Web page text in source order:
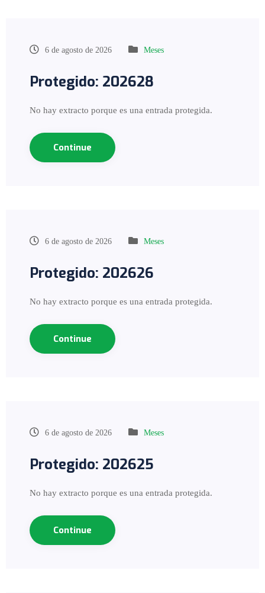
6 de agosto de 2026 Meses
Protegido: 202628
No hay extracto porque es una entrada protegida.
Continue
6 de agosto de 2026 Meses
Protegido: 202626
No hay extracto porque es una entrada protegida.
Continue
6 de agosto de 2026 Meses
Protegido: 202625
No hay extracto porque es una entrada protegida.
Continue